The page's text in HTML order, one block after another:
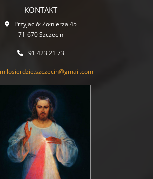
KONTAKT
Przyjaciół Żołnierza 45
71-670 Szczecin
91 423 21 73
milosierdzie.szczecin@gmail.com